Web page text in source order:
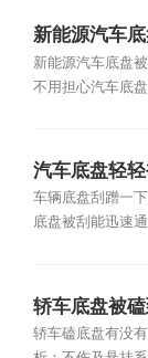
新能源汽车
新能源汽车底盘
不用担心汽车底
汽车底盘轻
车辆底盘刮蹭一
底盘被刮能迅速
轿车底盘被
轿车磕底盘有没